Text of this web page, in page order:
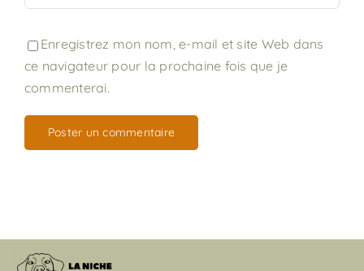
Enregistrez mon nom, e-mail et site Web dans
ce navigateur pour la prochaine fois que je
commenterai.